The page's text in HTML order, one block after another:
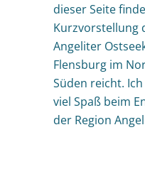
dieser Seite
Kurzvorstellung
Angeliter
Flensburg im
Süden reicht.
viel Spaß beim
der Region